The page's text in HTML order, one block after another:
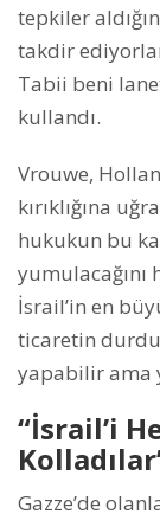
tepkiler
takdir
Tabii beni
kullandı.
Vrouwe,
kırıklığına
hukukun bu
İsrail’in en
ticaretin
yapabilir ama
“İsrail’i
Gazze’de